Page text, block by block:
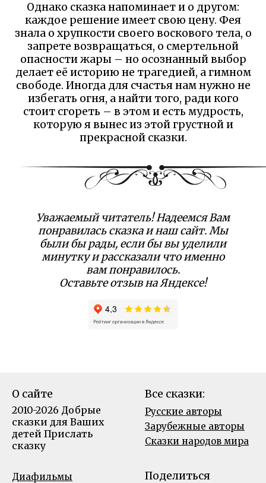
Однако сказка напоминает и о другом:
каждое решение имеет свою цену. Фея
знала о хрупкости своего воскового тела, о
запрете возвращаться, о смертельной
опасности жары – но осознанный выбор
делает её историю не трагедией, а гимном
свободе. Иногда для счастья нам нужно не
избегать огня, а найти того, ради кого
стоит сгореть – в этом и есть мудрость,
которую я вынес из этой грустной и
прекрасной сказки.
Уважаемый читатель! Надеемся Вам
понравилась сказка и наш сайт. Мы
были бы рады, если бы вы уделили
минутку и рассказали что именно
вам понравилось.
Оставьте отзыв на Яндексе!
О сайте
2010-2026 Добрые
сказки для Ваших
детей Прислать
сказку
Все сказки:
Русские авторы
Зарубежные авторы
Сказки народов мира
Диафильмы
Поделиться